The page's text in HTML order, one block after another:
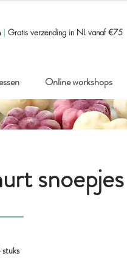
| Gratis verzending in NL vanaf €75
Online workshops
snoepjes
stuks